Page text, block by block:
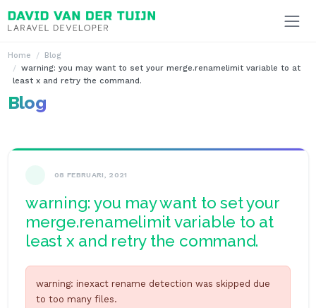
Ga naar inhoud
Home
Blog
warning: you may want to set your merge.renamelimit variable to at
least x and retry the command.
Blog
08 FEBRUARI, 2021
warning: you may want to set your
merge.renamelimit variable to at
least x and retry the command.
warning: inexact rename detection was skipped due
to too many files.